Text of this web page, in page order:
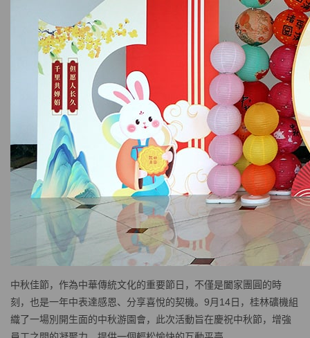
中秋佳節，作為中華傳統文化的重要節日，不僅是闔家團圓的時
刻，也是一年中表達感恩、分享喜悅的契機。9月14日，桂林礦機組
織了一場別開生面的中秋游園會，此次活動旨在慶祝中秋節，增強